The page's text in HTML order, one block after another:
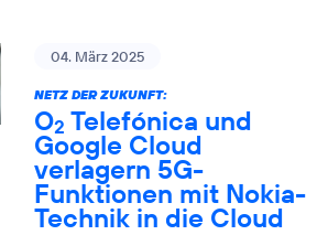
04. März 2025
NETZ DER ZUKUNFT:
O2 Telefónica und
Google Cloud
verlagern 5G-
Funktionen mit Nokia-
Technik in die Cloud